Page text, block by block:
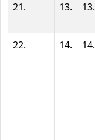
21. 13. 13.
22. 14. 14.